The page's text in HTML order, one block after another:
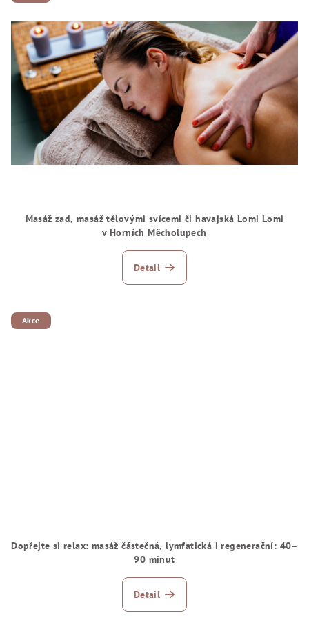
Masáž zad, masáž tělovými svícemi či havajská Lomi Lomi
v Horních Měcholupech
Detail
Akce
Dopřejte si relax: masáž částečná, lymfatická i regenerační: 40–
90 minut
Detail